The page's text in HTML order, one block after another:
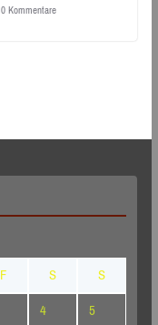
0 Kommentare
F S
S
4
5